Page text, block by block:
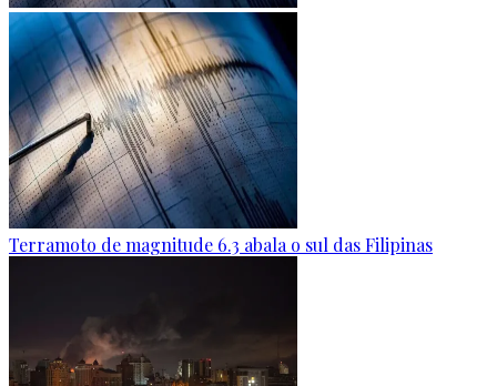
Terramoto de magnitude 6.3 abala o sul das Filipinas